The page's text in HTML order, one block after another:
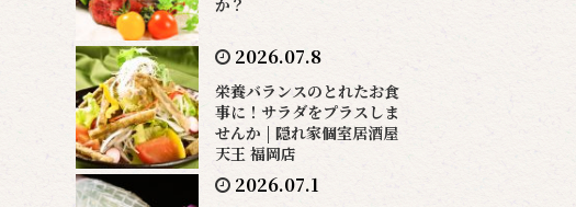
か？
2026.07.8
栄養バランスのとれたお食
事に！サラダをプラスしま
せんか | 隠れ家個室居酒屋
天王 福岡店
2026.07.1